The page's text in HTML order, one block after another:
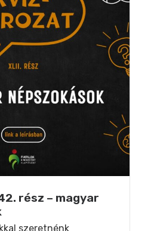
rész – magyar
szeretnénk